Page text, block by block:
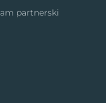
partnerski